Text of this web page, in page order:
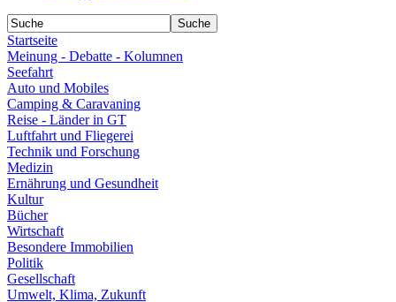
Startseite
Meinung - Debatte - Kolumnen
Seefahrt
Auto und Mobiles
Camping & Caravaning
Reise - Länder in GT
Luftfahrt und Fliegerei
Technik und Forschung
Medizin
Ernährung und Gesundheit
Kultur
Bücher
Wirtschaft
Besondere Immobilien
Politik
Gesellschaft
Umwelt, Klima, Zukunft